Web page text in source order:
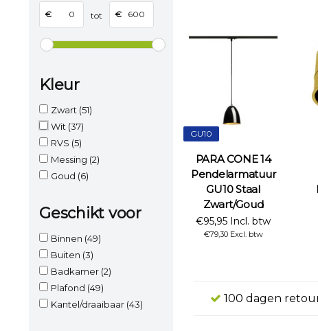
€ tot €
Kleur
Zwart (51)
Wit (37)
RVS (5)
Messing (2)
Goud (6)
Geschikt voor
Binnen (49)
Buiten (3)
Badkamer (2)
Plafond (49)
Kantel/draaibaar (43)
GU10
PARA CONE 14
Pendelarmatuur
GU10 Staal
Zwart/Goud
€95,95 Incl. btw
€79,30 Excl. btw
100 dagen